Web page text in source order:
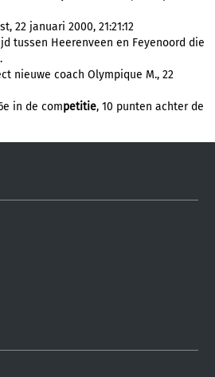
22 januari 2000, 21:21:12
tussen Heerenveen en Feyenoord die
nieuwe coach Olympique M., 22
in de competitie, 10 punten achter de